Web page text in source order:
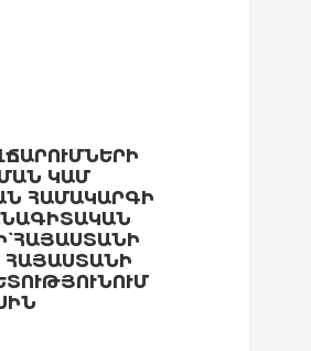
ԿԱՄ
ՀԱՄԱԿԱՐԳԻ
ՀԱՅԱՍՏԱՆԻ
ՀԱՅԱՍՏԱՆԻ